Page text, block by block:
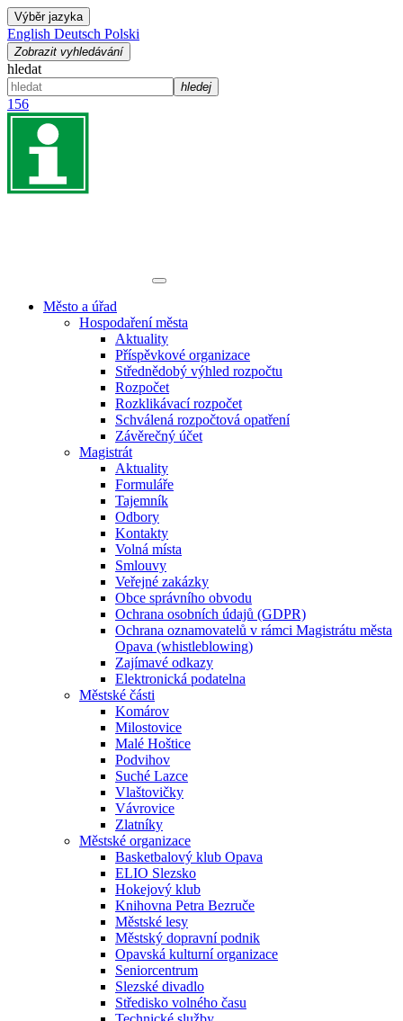
Výběr jazyka
English Deutsch Polski
Zobrazit vyhledávání
hledat
hledej
156
Město a úřad
Hospodaření města
Aktuality
Příspěvkové organizace
Střednědobý výhled rozpočtu
Rozpočet
Rozklikávací rozpočet
Schválená rozpočtová opatření
Závěrečný účet
Magistrát
Aktuality
Formuláře
Tajemník
Odbory
Kontakty
Volná místa
Smlouvy
Veřejné zakázky
Obce správního obvodu
Ochrana osobních údajů (GDPR)
Ochrana oznamovatelů v rámci Magistrátu města
Opava (whistleblowing)
Zajímavé odkazy
Elektronická podatelna
Městské části
Komárov
Milostovice
Malé Hoštice
Podvihov
Suché Lazce
Vlaštovičky
Vávrovice
Zlatníky
Městské organizace
Basketbalový klub Opava
ELIO Slezsko
Hokejový klub
Knihovna Petra Bezruče
Městské lesy
Městský dopravní podnik
Opavská kulturní organizace
Seniorcentrum
Slezské divadlo
Středisko volného času